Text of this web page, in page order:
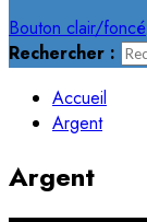
Bouton clair/foncé
Rechercher :
Accueil
Argent
Argent